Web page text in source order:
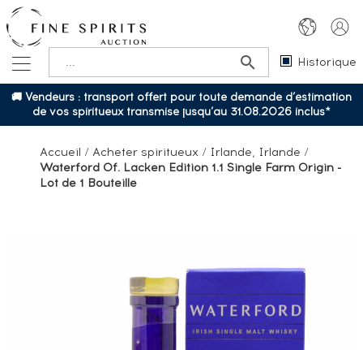
Historique
🚚 Vendeurs : transport offert pour toute demande d’estimation
de vos spiritueux transmise jusqu’au 31.08.2026 inclus*
Accueil / Acheter spiritueux / Irlande, Irlande /
Waterford Of. Lacken Edition 1.1 Single Farm Origin -
Lot de 1 Bouteille